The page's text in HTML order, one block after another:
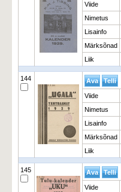
Viide
Nimetus
Lisainfo
Märksõnad
Liik
144
Viide
Nimetus
Lisainfo
Märksõnad
Liik
145
Viide